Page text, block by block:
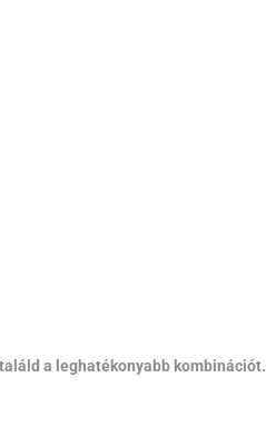
a leghatékonyabb kombinációt.